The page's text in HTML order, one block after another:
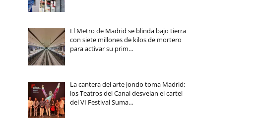
El Metro de Madrid se blinda bajo tierra
con siete millones de kilos de mortero
para activar su prim…
La cantera del arte jondo toma Madrid:
los Teatros del Canal desvelan el cartel
del VI Festival Suma…